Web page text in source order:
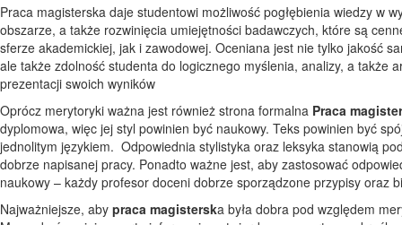
Praca magisterska daje studentowi możliwość pogłębienia wiedzy w
obszarze, a także rozwinięcia umiejętności badawczych, które są
sferze akademickiej, jak i zawodowej. Oceniana jest nie tylko jakość
ale także zdolność studenta do logicznego myślenia, analizy, a także
prezentacji swoich wyników
Oprócz merytoryki ważna jest również strona formalna Praca
dyplomowa, więc jej styl powinien być naukowy. Teks powinien być
jednolitym językiem. Odpowiednia stylistyka oraz leksyka stanowią
dobrze napisanej pracy. Ponadto ważne jest, aby zastosować
naukowy – każdy profesor doceni dobrze sporządzone przypisy oraz
Najważniejsze, aby praca magisterska była dobra pod względem